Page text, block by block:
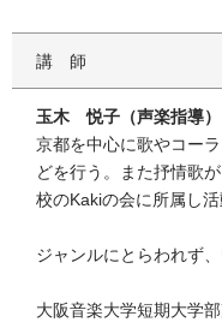
講師
玉木 悦子（声楽指導）
京都を中心に歌やコー
どを行う。また抒情歌
校のKakiの会に所属し活
ジャンルにとらわれず
大阪音楽大学短期大学部